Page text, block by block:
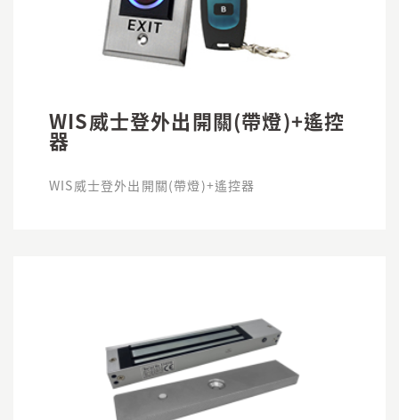
WIS威士登外出開關(帶燈)+遙控
器
WIS威士登外出開關(帶燈)+遙控器